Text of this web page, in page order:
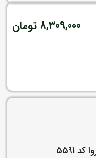
8,309,000 تومان